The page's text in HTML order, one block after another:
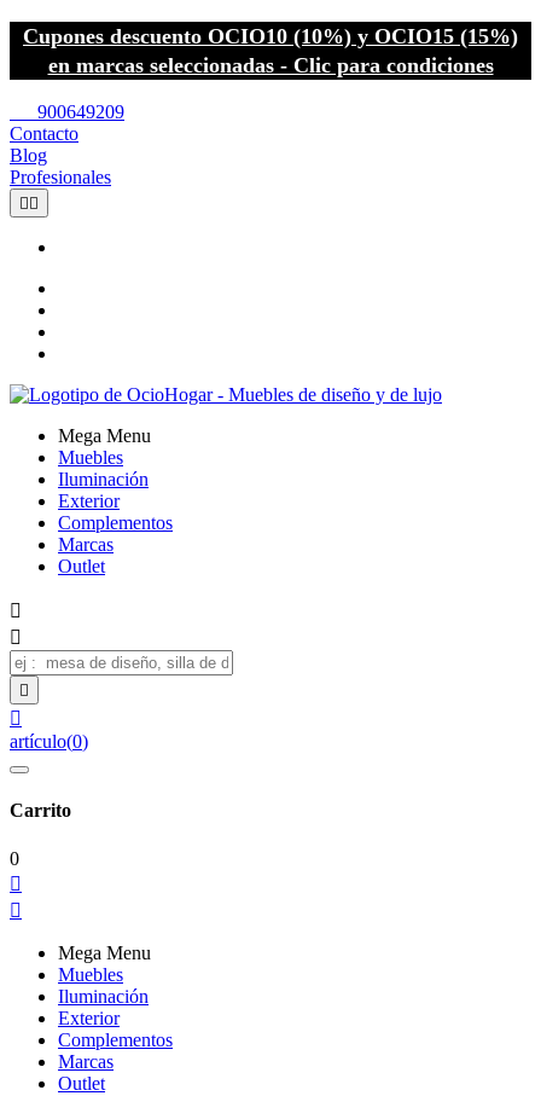
Cupones descuento OCIO10 (10%) y OCIO15 (15%)
en marcas seleccionadas - Clic para condiciones
900649209
Contacto
Blog
Profesionales
 
Mega Menu
Muebles
Iluminación
Exterior
Complementos
Marcas
Outlet




artículo(0)
Carrito
0


Mega Menu
Muebles
Iluminación
Exterior
Complementos
Marcas
Outlet